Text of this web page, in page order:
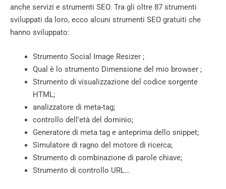
anche servizi e strumenti SEO. Tra gli oltre 87 strumenti
sviluppati da loro, ecco alcuni strumenti SEO gratuiti che
hanno sviluppato:
Strumento Social Image Resizer ;
Qual è lo strumento Dimensione del mio browser ;
Strumento di visualizzazione del codice sorgente
HTML;
analizzatore di meta-tag;
controllo dell’età del dominio;
Generatore di meta tag e anteprima dello snippet;
Simulatore di ragno del motore di ricerca;
Strumento di combinazione di parole chiave;
Strumento di controllo URL…